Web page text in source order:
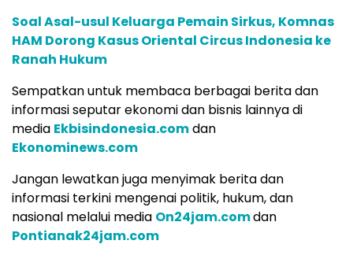
Soal Asal-usul Keluarga Pemain Sirkus, Komnas
HAM Dorong Kasus Oriental Circus Indonesia ke
Ranah Hukum
Sempatkan untuk membaca berbagai berita dan
informasi seputar ekonomi dan bisnis lainnya di
media Ekbisindonesia.comdan
Ekonominews.com
Jangan lewatkan juga menyimak berita dan
informasi terkini mengenai politik, hukum, dan
nasional melalui media On24jam.comdan
Pontianak24jam.com